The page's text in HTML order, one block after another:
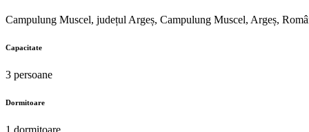
Campulung Muscel, județul Argeș, Campulung Muscel, Argeș,
Capacitate
3 persoane
Dormitoare
1 dormitoare